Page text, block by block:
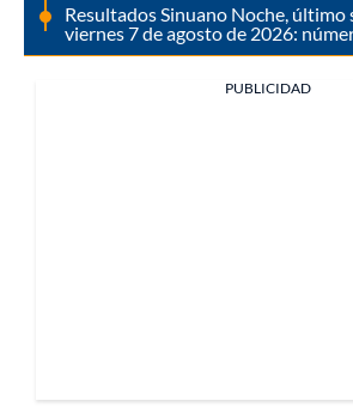
Resultados Sinuano Noche, último
viernes 7 de agosto de 2026:
PUBLICIDAD